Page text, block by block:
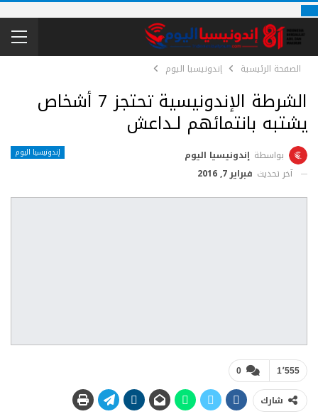
الصفحة الرئيسية إندونيسيا اليوم
الشرطة الإندونيسية تحتجز 7 أشخاص
يشتبه بانتمائهم لـداعش
إندونيسيا اليوم بواسطة إندونيسيا اليوم
آخر تحديث فبراير 7, 2016
0 1٬555
شارك